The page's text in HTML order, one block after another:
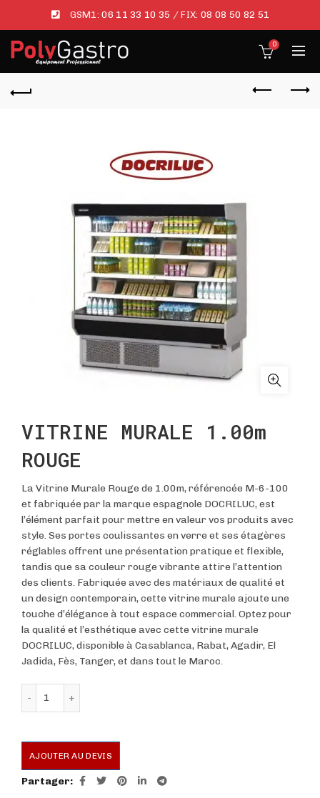
GSM1:06 11 33 10 35 / FIX: 08 08 50 82 51
0
VITRINE MURALE 1.00m
ROUGE
La Vitrine Murale Rouge de 1.00m, référencée M-6-100
et fabriquée par la marque espagnole DOCRILUC, est
l’élément parfait pour mettre en valeur vos produits avec
style. Ses portes coulissantes en verre et ses étagères
réglables offrent une présentation pratique et flexible,
tandis que sa couleur rouge vibrante attire l’attention
des clients. Fabriquée avec des matériaux de qualité et
un design contemporain, cette vitrine murale ajoute une
touche d’élégance à tout espace commercial. Optez pour
la qualité et l’esthétique avec cette vitrine murale
DOCRILUC, disponible à Casablanca, Rabat, Agadir, El
Jadida, Fès, Tanger, et dans tout le Maroc.
AJOUTER AU DEVIS
Partager